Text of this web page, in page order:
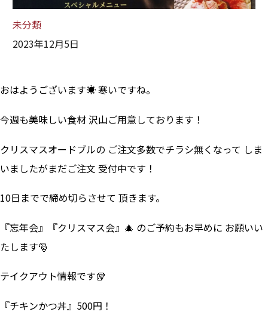
未分類
2023年12月5日
おはようございます☀ 寒いですね。
今週も美味しい食材 沢山ご用意しております！
クリスマスオードブルの ご注文多数でチラシ無くなって しま
いましたがまだご注文 受付中です！
10日までで締め切らさせて 頂きます。
『忘年会』『クリスマス会』🎄 のご予約もお早めに お願いい
たします🎅
テイクアウト情報です🥡
『チキンかつ丼』500円！